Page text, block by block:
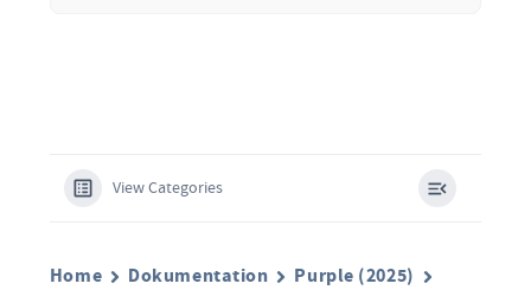
View Categories
Home Dokumentation
Purple (2025)